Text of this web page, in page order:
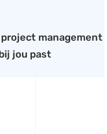
management
jou past